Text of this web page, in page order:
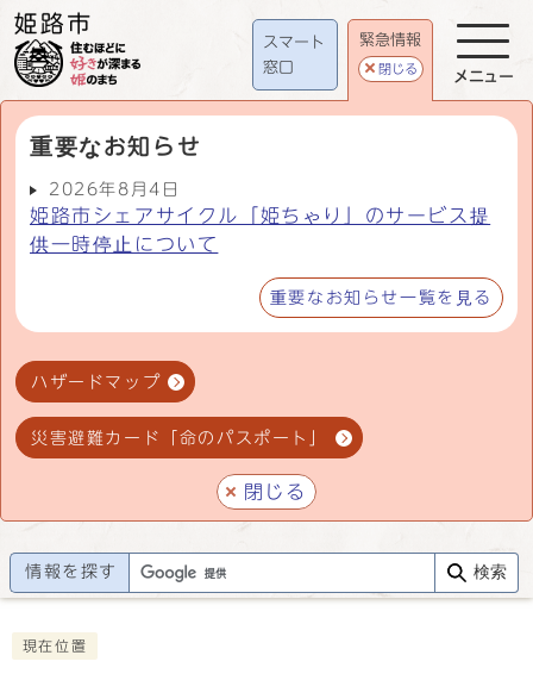
スマート
窓口
緊急情報
閉じる
重要なお知らせ
2026年8月4日
姫路市シェアサイクル「姫ちゃり」のサービス提
供一時停止について
重要なお知らせ一覧を見る
ハザードマップ
災害避難カード「命のパスポート」
閉じる
メニュー
情報を探す 検索
現在位置